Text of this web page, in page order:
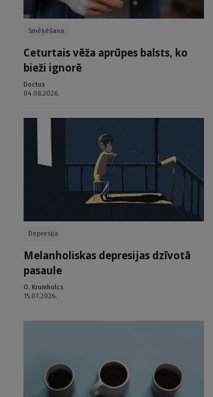
Smēķēšana
Ceturtais vēža aprūpes balsts, ko
bieži ignorē
Doctus
04.08.2026.
Depresija
Melanholiskas depresijas dzīvotā
pasaule
O. Krumholcs
15.07.2026.